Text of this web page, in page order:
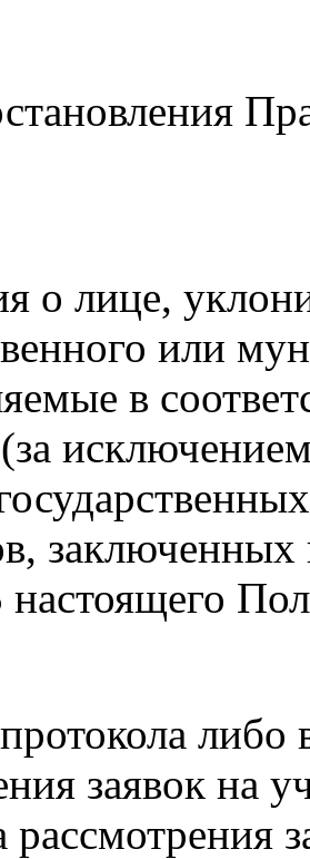
о лице,
или
в
исключением
настоящего
либо
заявок на
рассмотрения